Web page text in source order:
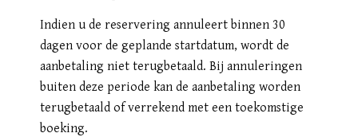
Indien u de reservering annuleert binnen 30
dagen voor de geplande startdatum, wordt de
aanbetaling niet terugbetaald. Bij annuleringen
buiten deze periode kan de aanbetaling worden
terugbetaald of verrekend met een toekomstige
boeking.